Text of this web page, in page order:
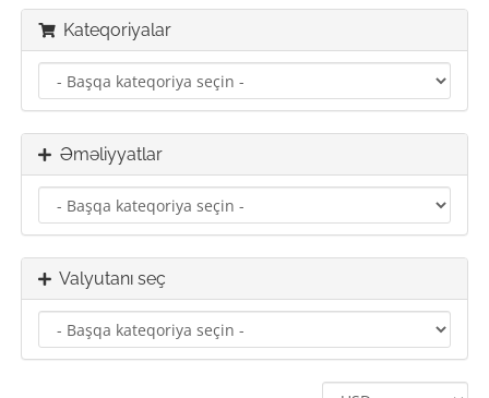
Kateqoriyalar
Əməliyyatlar
Valyutanı seç